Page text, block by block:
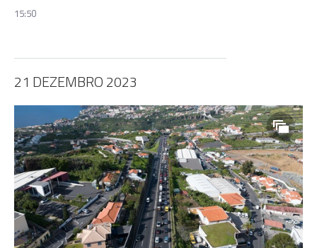
15:50
21 DEZEMBRO 2023